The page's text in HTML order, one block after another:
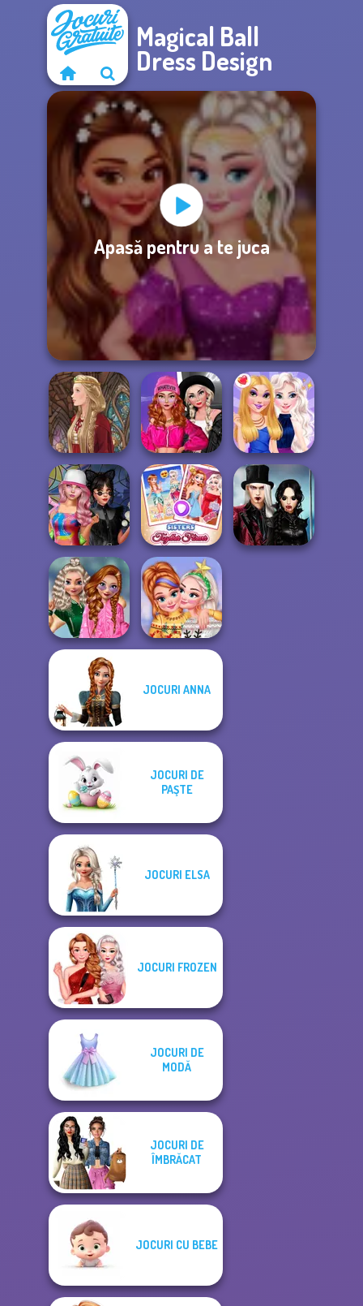
Magical Ball
Dress Design
Apasă pentru a te juca
Medieval Doll
Fashion Wars
Monochrome Vs
Rai...
BFFs Night Out
Spin The Bottle
Style Exchange...
Sisters Together
Forever
School
Popularity
Challenge
New Christmas
JOCURI ANNA
JOCURI DE
PAŞTE
JOCURI ELSA
JOCURI FROZEN
JOCURI DE
MODĂ
JOCURI DE
ÎMBRĂCAT
JOCURI CU BEBE